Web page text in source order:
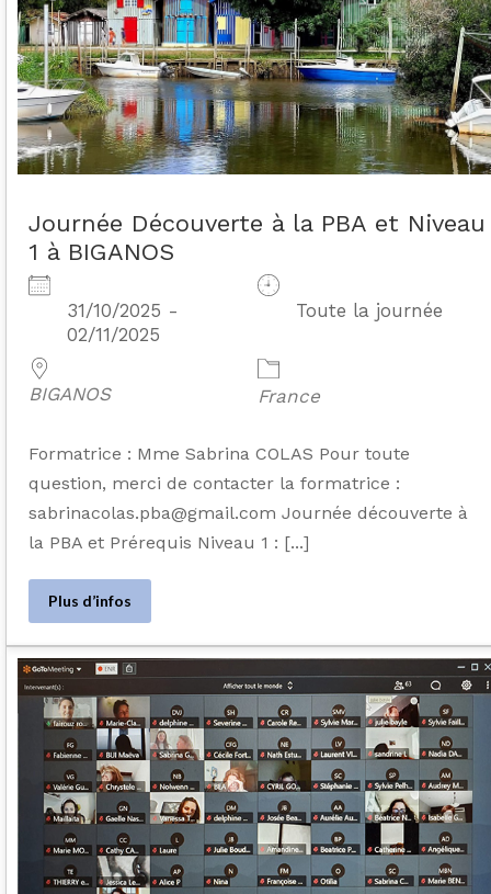
Journée Découverte à la PBA et Niveau
1 à BIGANOS
31/10/2025 -
02/11/2025
Toute la journée
BIGANOS France
Formatrice : Mme Sabrina COLAS Pour toute
question, merci de contacter la formatrice :
sabrinacolas.pba@gmail.com Journée découverte à
la PBA et Prérequis Niveau 1 : [...]
Plus d’infos